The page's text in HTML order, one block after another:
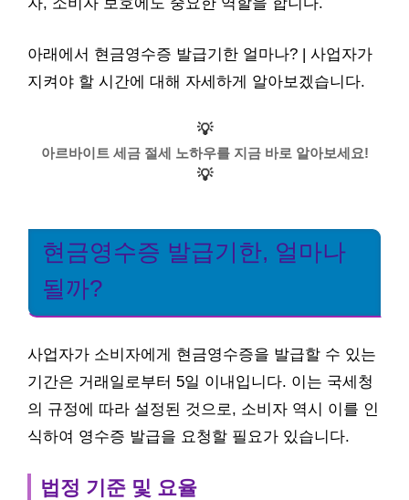
아래에서 현금영수증 발급기한 얼마나? | 사업자가
지켜야 할 시간에 대해 자세하게 알아보겠습니다.
💡
아르바이트 세금 절세 노하우를 지금 바로 알아보세요!
💡
현금영수증 발급기한, 얼마나
될까?
사업자가 소비자에게 현금영수증을 발급할 수 있는
기간은 거래일로부터 5일 이내입니다. 이는 국세청
의 규정에 따라 설정된 것으로, 소비자 역시 이를 인
식하여 영수증 발급을 요청할 필요가 있습니다.
법정 기준 및 요율